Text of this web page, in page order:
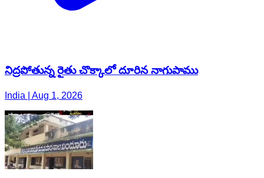
నిద్రపోతున్న రైతు చొక్కాలో దూరిన నాగుపాము
India | Aug 1, 2026